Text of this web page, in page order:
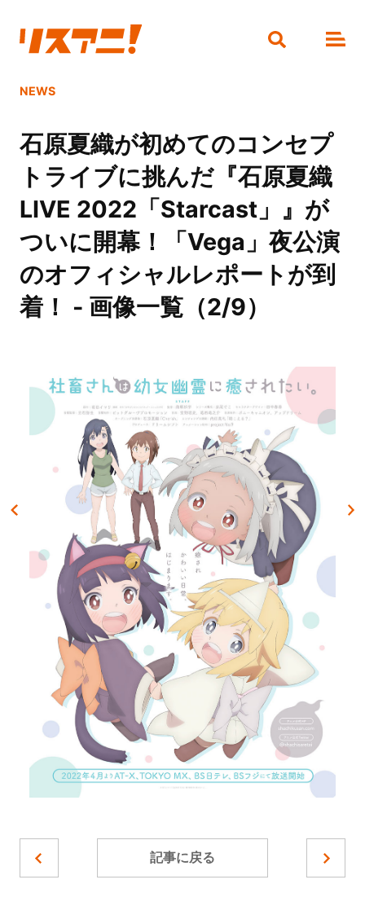
NEWS
石原夏織が初めてのコンセプ
トライブに挑んだ『石原夏織
LIVE 2022「Starcast」』が
ついに開幕！「Vega」夜公演
のオフィシャルレポートが到
着！ - 画像一覧（2/9）
記事に戻る